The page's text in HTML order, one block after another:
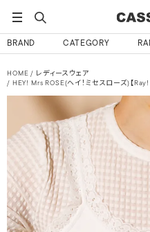
BRAND CATEGORY
HOME
レディースウェア
HEY! Mrs ROSE(ヘイ！ミセスローズ)【